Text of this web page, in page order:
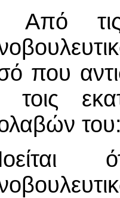
Από τις
που
τοις